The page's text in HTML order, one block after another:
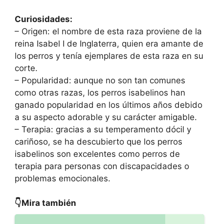
Curiosidades:
– Origen: el nombre de esta raza proviene de la
reina Isabel I de Inglaterra, quien era amante de
los perros y tenía ejemplares de esta raza en su
corte.
– Popularidad: aunque no son tan comunes
como otras razas, los perros isabelinos han
ganado popularidad en los últimos años debido
a su aspecto adorable y su carácter amigable.
– Terapia: gracias a su temperamento dócil y
cariñoso, se ha descubierto que los perros
isabelinos son excelentes como perros de
terapia para personas con discapacidades o
problemas emocionales.
👇Mira también